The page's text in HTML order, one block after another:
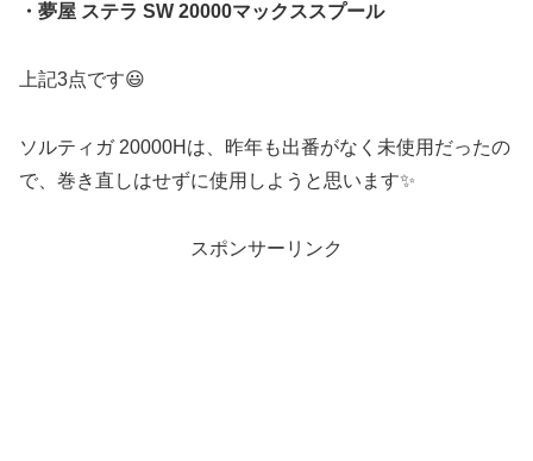
・夢屋 ステラ SW 20000マックススプール
上記3点です😃
ソルティガ 20000Hは、昨年も出番がなく未使用だったの
で、巻き直しはせずに使用しようと思います✨
スポンサーリンク